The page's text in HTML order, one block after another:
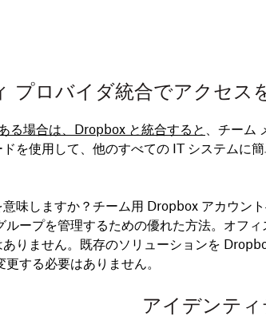
プロバイダ統合でアクセス
る場合は、Dropbox と統合すると 、チーム
を使用して、他のすべての IT システムに
味しますか？チーム用 Dropbox アカウント
ープを管理するための優れた方法。オフ
りません。既存のソリューションを
する必要はありません。
アイデンテ